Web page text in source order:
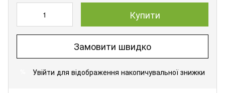
Купити
Замовити швидко
Увійти для відображення накопичувальної знижки